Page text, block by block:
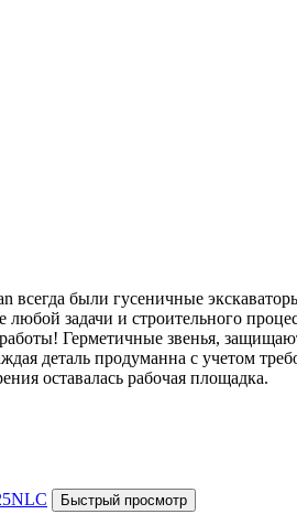
всегда были гусеничные
задачи и строительного
Герметичные звенья,
деталь продуманна с учетом
оставалась рабочая площадка.